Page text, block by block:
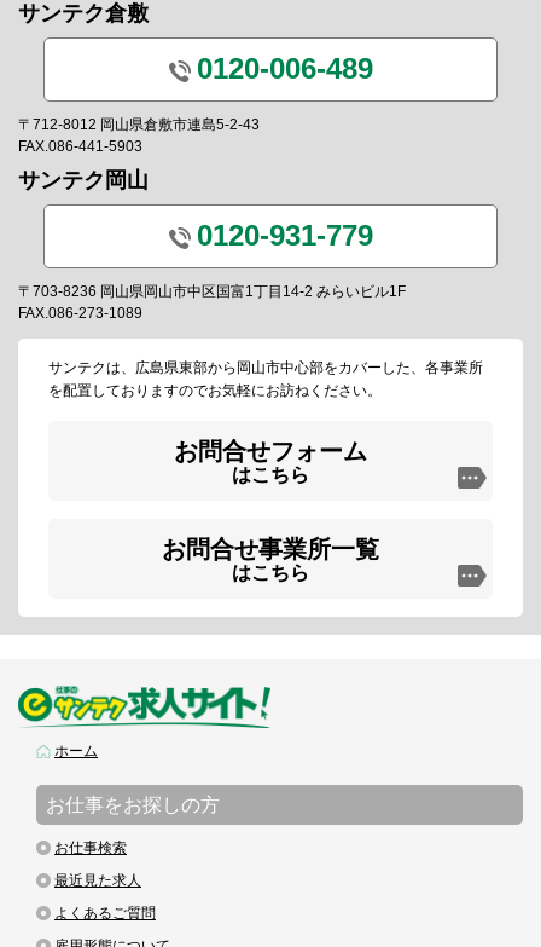
サンテク倉敷
0120-006-489
〒712-8012 岡山県倉敷市連島5-2-43
FAX.086-441-5903
サンテク岡山
0120-931-779
〒703-8236 岡山県岡山市中区国富1丁目14-2 みらいビル1F
FAX.086-273-1089
サンテクは、広島県東部から岡山市中心部をカバーした、各事業所
を配置しておりますのでお気軽にお訪ねください。
お問合せフォーム
はこちら
お問合せ事業所一覧
はこちら
ホーム
お仕事をお探しの方
お仕事検索
最近見た求人
よくあるご質問